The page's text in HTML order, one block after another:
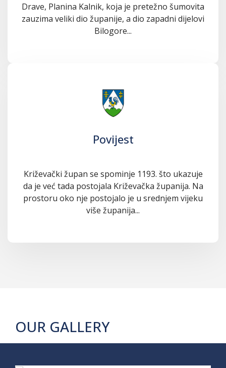
Drave, Planina Kalnik, koja je pretežno šumovita
zauzima veliki dio županije, a dio zapadni dijelovi
Bilogore...
Povijest
Križevački župan se spominje 1193. što ukazuje
da je već tada postojala Križevačka županija. Na
prostoru oko nje postojalo je u srednjem vijeku
više županija...
OUR GALLERY